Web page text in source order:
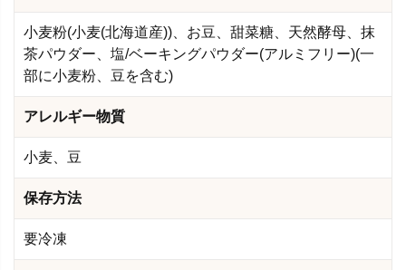
小麦粉(小麦(北海道産))、お豆、甜菜糖、天然酵母、抹
茶パウダー、塩/ベーキングパウダー(アルミフリー)(一
部に小麦粉、豆を含む)
アレルギー物質
小麦、豆
保存方法
要冷凍